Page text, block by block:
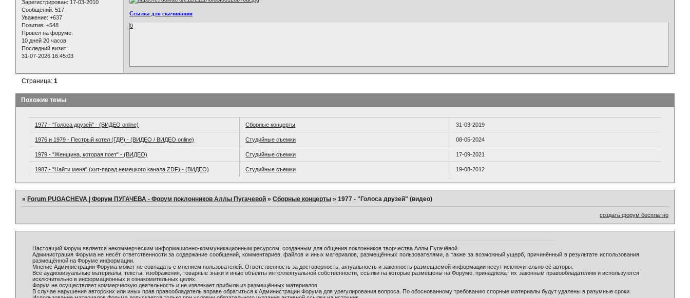
Зарегистрирован: 17-03-2010
Сообщений: 517
Уважение: +637
Позитив: +548
Провел на форуме:
10 дней 20 часов
Последний визит:
31-07-2026 16:45:03
Ссылка для скачивания
0
Страница:1
Похожие темы
1977 - "Голоса друзей" - (ВИДЕО online) Сборные концерты 31-03-2019
1976 и 1979 - Пестрый котел (ГДР) - (ВИДЕО / ВИДЕО online) Студийные съемки 08-05-2024
1979 - "Женщина, которая поет" - (ВИДЕО) Студийные съемки 17-09-2021
1987 - "Найти меня" (хит-парад немецкого канала ZDF) - (ВИДЕО) Студийные съемки 19-08-2012
»Forum PUGACHEVA | Форум ПУГАЧЕВА - Форум поклонников Аллы Пугачевой »Сборные концерты »1977 - "Голоса друзей" (видео)
создать форум бесплатно
Настоящий Форум является некоммерческим информационно-коммуникационным ресурсом, созданным для общения поклонников творчества Аллы Пугачёвой.
Администрация Форума не несёт ответственности за содержание сообщений, комментариев, файлов и иных материалов, размещённых пользователями, а также за возможный ущерб, причинённый в результате использования
размещённой на Форуме информации.
Мнение Администрации Форума может не совпадать с мнением пользователей. Ответственность за достоверность, актуальность и законность размещаемой информации несут исключительно её авторы.
Все аудиовизуальные материалы, тексты, изображения, товарные знаки и иные объекты интеллектуальной собственности, ссылки на которые размещены на Форуме, принадлежат их законным правообладателям и используются
исключительно в информационных и ознакомительных целях.
Форум не осуществляет коммерческую деятельность и не извлекает прибыли из размещённых материалов.
В случае нарушения авторских или иных прав правообладатель вправе обратиться к Администрации Форума для урегулирования вопроса. По обоснованному требованию спорные материалы будут удалены в разумные сроки.